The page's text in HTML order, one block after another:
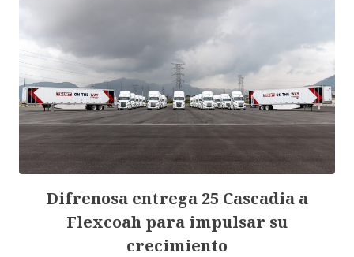
Difrenosa entrega 25 Cascadia a
Flexcoah para impulsar su
crecimiento